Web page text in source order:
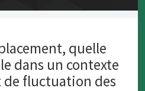
quelle
dans un contexte
fluctuation des